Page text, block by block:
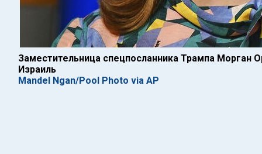
Заместительница спецпосланника Трампа Морган
Израиль
Mandel Ngan/Pool Photo via AP